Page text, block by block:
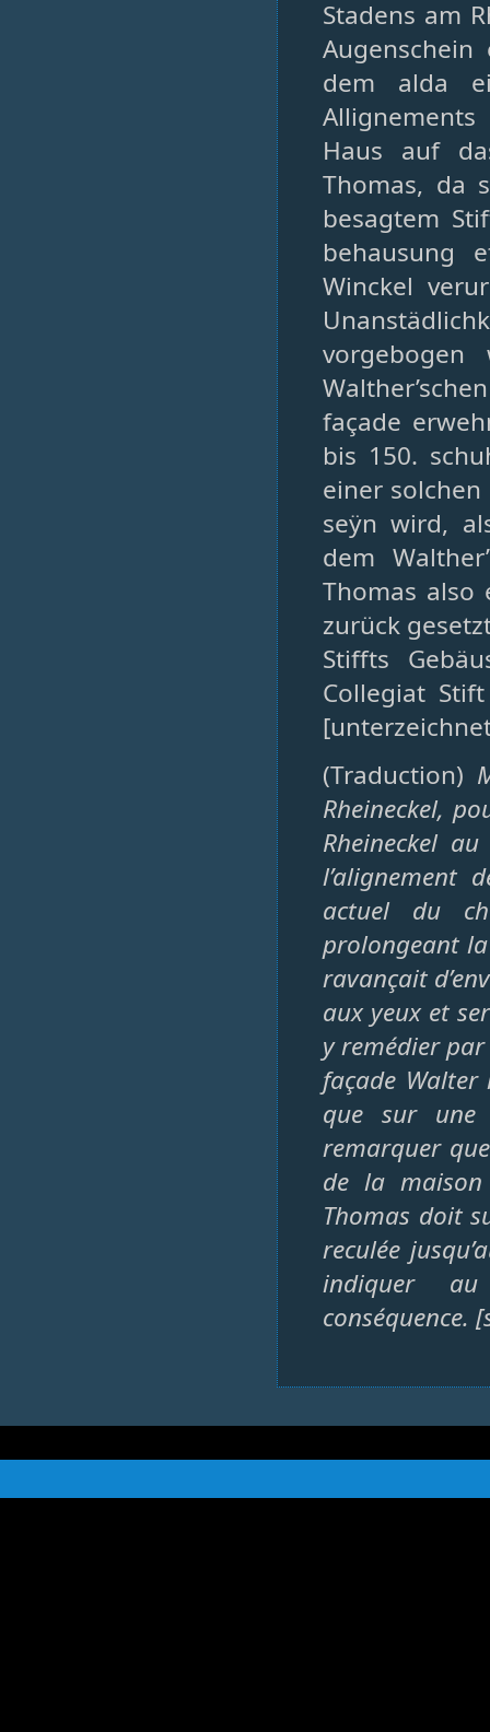
Stadens am
dem alda
Haus auf
Thomas, da
besagtem
behausung
Winckel
façade
bis 150.
einer
seÿn wird,
dem
Thomas also
zurück
Stiffts
Collegiat
(Traduction)
Rheineckel,
Rheineckel
l’alignement
actuel du
prolongeant
ravançait
aux yeux et
y remédier par
façade Walter
que sur une
remarquer
de la maison
Thomas doit
reculée
indiquer au
conséquence.